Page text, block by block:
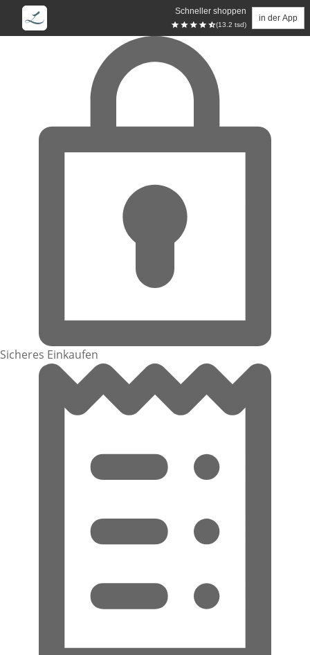
Schneller shoppen
(13.2 tsd)
in der App
Zum Hauptinhalt springen
Sicheres Einkaufen